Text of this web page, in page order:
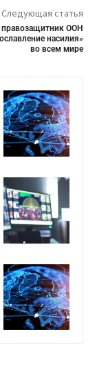
Следующая статья
правозащитник ООН
насилия»
во всем мире